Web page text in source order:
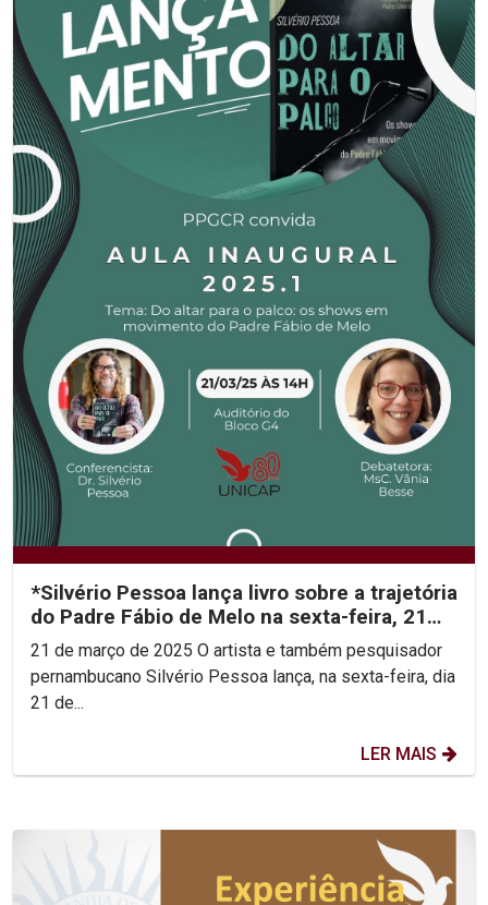
*Silvério Pessoa lança livro sobre a trajetória
do Padre Fábio de Melo na sexta-feira, 21
de...
21 de março de 2025 O artista e também pesquisador
pernambucano Silvério Pessoa lança, na sexta-feira, dia
21 de...
LER MAIS